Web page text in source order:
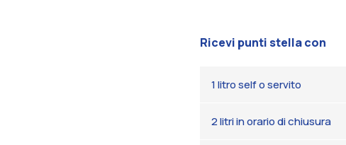
Ricevi punti stella con
1 litro self o servito
2 litri in orario di chiusura